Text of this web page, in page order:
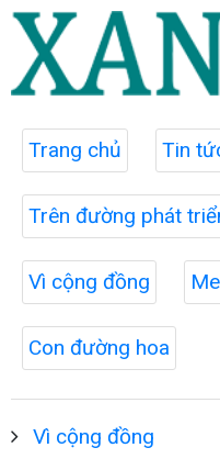
Trang chủ Tin
Trên đường phát
Vì cộng đồng
Con đường hoa
Vì cộng đồng